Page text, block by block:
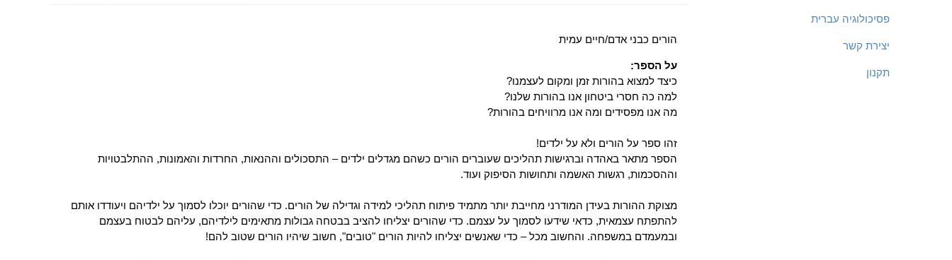
פסיכולוגיה עברית
יצירת קשר
תקנון
הורים כבני אדם/חיים עמית
על הספר:
כיצד למצוא בהורות זמן ומקום לעצמנו?
למה כה חסרי ביטחון אנו בהורות שלנו?
מה אנו מפסידים ומה אנו מרוויחים בהורות?
זהו ספר על הורים ולא על ילדים!
הספר מתאר באהדה וברגישות תהליכים שעוברים הורים כשהם מגדלים ילדים – התסכולים וההנאות, החרדות והאמונות, ההתלבטויות
וההסכמות, רגשות האשמה ותחושות הסיפוק ועוד.
מצוקת ההורות בעידן המודרני מחייבת יותר מתמיד פיתוח תהליכי למידה וגדילה של הורים. כדי שהורים יוכלו לסמוך על ילדיהם ויעודדו אותם
להתפתח עצמאית, כדאי שידעו לסמוך על עצמם. כדי שהורים יצליחו להציב בבטחה גבולות מתאימים לילדיהם, עליהם לבטוח בעצמם
ובמעמדם במשפחה. והחשוב מכל – כדי שאנשים יצליחו להיות הורים "טובים", חשוב שיהיו הורים שטוב להם!